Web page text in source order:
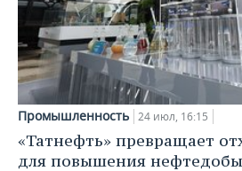
Промышленность 24 июл, 16:15
«Татнефть» превращает
для повышения